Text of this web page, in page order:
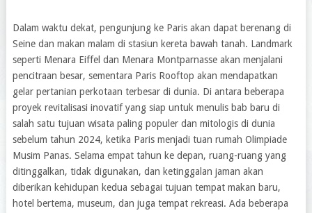
Dalam waktu dekat, pengunjung ke Paris akan dapat berenang di
Seine dan makan malam di stasiun kereta bawah tanah. Landmark
seperti Menara Eiffel dan Menara Montparnasse akan menjalani
pencitraan besar, sementara Paris Rooftop akan mendapatkan
gelar pertanian perkotaan terbesar di dunia. Di antara beberapa
proyek revitalisasi inovatif yang siap untuk menulis bab baru di
salah satu tujuan wisata paling populer dan mitologis di dunia
sebelum tahun 2024, ketika Paris menjadi tuan rumah Olimpiade
Musim Panas. Selama empat tahun ke depan, ruang-ruang yang
ditinggalkan, tidak digunakan, dan ketinggalan jaman akan
diberikan kehidupan kedua sebagai tujuan tempat makan baru,
hotel bertema, museum, dan juga tempat rekreasi. Ada beberapa